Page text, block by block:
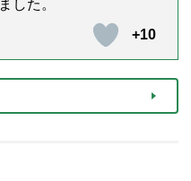
した。
+10